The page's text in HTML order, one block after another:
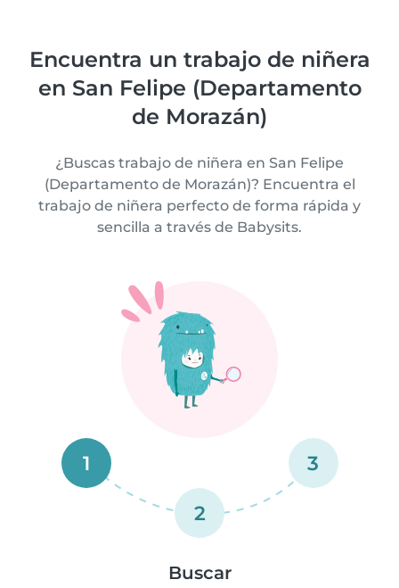
Encuentra un trabajo de niñera
en San Felipe (Departamento
de Morazán)
¿Buscas trabajo de niñera en San Felipe
(Departamento de Morazán)? Encuentra el
trabajo de niñera perfecto de forma rápida y
sencilla a través de Babysits.
1
2
3
Buscar